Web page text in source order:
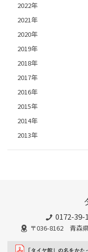
2022年
2021年
2020年
2019年
2018年
2017年
2016年
2015年
2014年
2013年
0172-39-
〒036-8162 青森